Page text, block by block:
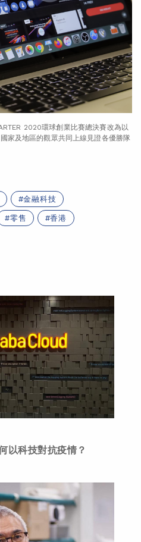
2020環球創業比賽總決賽改為以
家及地區的觀眾共同上線見證各優勝隊
金融科技
零售 香港
以科技對抗疫情？